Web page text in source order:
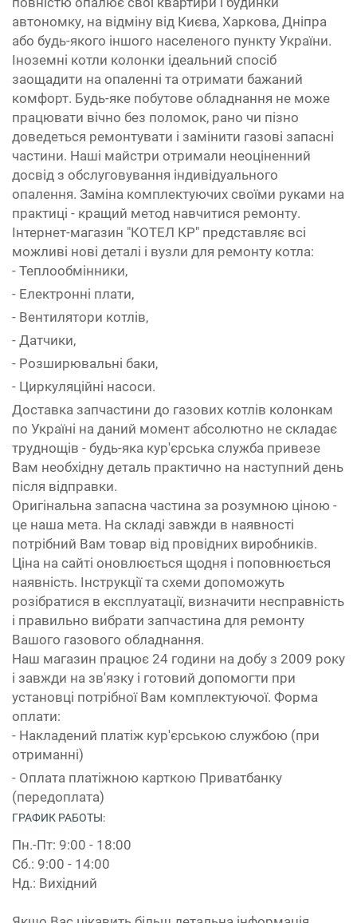
автономку, на відміну від Києва, Харкова, Дніпра
або будь-якого іншого населеного пункту України.
Іноземні котли колонки ідеальний спосіб
заощадити на опаленні та отримати бажаний
комфорт. Будь-яке побутове обладнання не може
працювати вічно без поломок, рано чи пізно
доведеться ремонтувати і замінити газові запасні
частини. Наші майстри отримали неоціненний
досвід з обслуговування індивідуального
опалення. Заміна комплектуючих своїми руками на
практиці - кращий метод навчитися ремонту.
Інтернет-магазин "КОТЕЛ КР" представляє всі
можливі нові деталі і вузли для ремонту котла:
- Теплообмінники,
- Електронні плати,
- Вентилятори котлів,
- Датчики,
- Розширювальні баки,
- Циркуляційні насоси.
Доставка запчастини до газових котлів колонкам
по Україні на даний момент абсолютно не складає
труднощів - будь-яка кур'єрська служба привезе
Вам необхідну деталь практично на наступний день
після відправки.
Оригінальна запасна частина за розумною ціною -
це наша мета. На складі завжди в наявності
потрібний Вам товар від провідних виробників.
Ціна на сайті оновлюється щодня і поповнюється
наявність. Інструкції та схеми допоможуть
розібратися в експлуатації, визначити несправність
і правильно вибрати запчастина для ремонту
Вашого газового обладнання.
Наш магазин працює 24 години на добу з 2009 року
і завжди на зв'язку і готовий допомогти при
установці потрібної Вам комплектуючої. Форма
оплати:
- Накладений платіж кур'єрською службою (при
отриманні)
- Оплата платіжною карткою Приватбанку
(передоплата)
ГРАФИК РАБОТЫ:
Пн.-Пт: 9:00 - 18:00
Сб.: 9:00 - 14:00
Нд.: Вихідний